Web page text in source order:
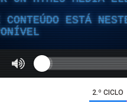
CONTEÚDO ESTÁ
2.º CICLO